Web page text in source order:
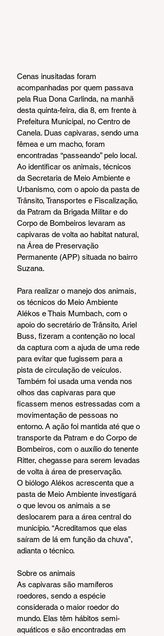
Cenas inusitadas foram
acompanhadas por quem passava
pela Rua Dona Carlinda, na manhã
desta quinta-feira, dia 8, em frente à
Prefeitura Municipal, no Centro de
Canela. Duas capivaras, sendo uma
fêmea e um macho, foram
encontradas “passeando” pelo local.
Ao identificar os animais, técnicos
da Secretaria de Meio Ambiente e
Urbanismo, com o apoio da pasta de
Trânsito, Transportes e Fiscalização,
da Patram da Brigada Militar e do
Corpo de Bombeiros levaram as
capivaras de volta ao habitat natural,
na Área de Preservação
Permanente (APP) situada no bairro
Suzana.
Para realizar o manejo dos animais,
os técnicos do Meio Ambiente
Alékos e Thais Mumbach, com o
apoio do secretário de Trânsito, Ariel
Buss, fizeram a contenção no local
da captura com a ajuda de uma rede
para evitar que fugissem para a
pista de circulação de veículos.
Também foi usada uma venda nos
olhos das capivaras para que
ficassem menos estressadas com a
movimentação de pessoas no
entorno. A ação foi mantida até que o
transporte da Patram e do Corpo de
Bombeiros, com o auxílio do tenente
Ritter, chegasse para serem levadas
de volta à área de preservação.
O biólogo Alékos acrescenta que a
pasta de Meio Ambiente investigará
o que levou os animais a se
deslocarem para a área central do
município. “Acreditamos que elas
saíram de lá em função da chuva”,
adianta o técnico.
Sobre os animais
As capivaras são mamíferos
roedores, sendo a espécie
considerada o maior roedor do
mundo. Elas têm hábitos semi-
aquáticos e são encontradas em